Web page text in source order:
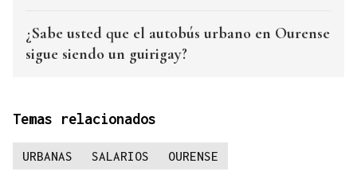
¿Sabe usted que el autobús urbano en Ourense
sigue siendo un guirigay?
Temas relacionados
URBANAS SALARIOS OURENSE